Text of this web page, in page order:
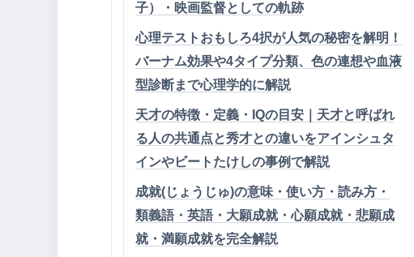
子）・映画監督としての軌跡
心理テストおもしろ4択が人気の秘密を解明！
バーナム効果や4タイプ分類、色の連想や血液
型診断まで心理学的に解説
天才の特徴・定義・IQの目安｜天才と呼ばれ
る人の共通点と秀才との違いをアインシュタ
インやビートたけしの事例で解説
成就(じょうじゅ)の意味・使い方・読み方・
類義語・英語・大願成就・心願成就・悲願成
就・満願成就を完全解説